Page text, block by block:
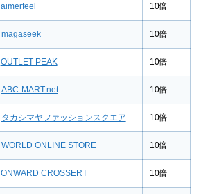
aimerfeel 10倍
magaseek 10倍
OUTLET PEAK 10倍
ABC-MART.net 10倍
タカシマヤファッションスクエア 10倍
WORLD ONLINE STORE 10倍
ONWARD CROSSERT 10倍